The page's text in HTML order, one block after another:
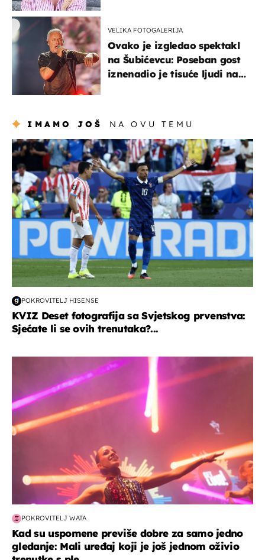
VELIKA FOTOGALERIJA
Ovako je izgledao spektakl
na Šubićevcu: Poseban gost
iznenadio je tisuće ljudi na
IMAMO JOŠ NA OVU TEMU
svjetsko prvenstvo 2026
POKROVITELJ HISENSE
KVIZ Deset fotografija sa Svjetskog prvenstva:
Sjećate li se ovih trenutaka?...
POKROVITELJ WATA
Kad su uspomene previše dobre za samo jedno
gledanje: Mali uređaj koji je još jednom oživio